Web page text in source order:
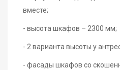
вместе;
- высота шкафов – 2300 мм;
- 2 варианта высоты у
- фасады шкафов со